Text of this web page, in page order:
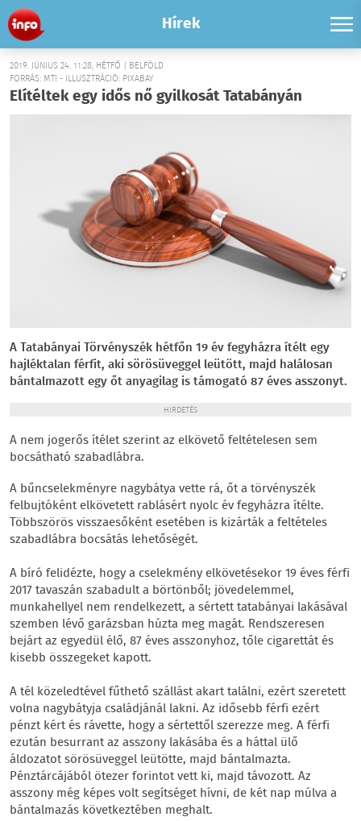
Hírek
2019. JÚNIUS 24. 11:28, HÉTFŐ | BELFÖLD
FORRÁS: MTI - ILLUSZTRÁCIÓ: PIXABAY
Elítéltek egy idős nő gyilkosát Tatabányán
A Tatabányai Törvényszék hétfőn 19 év fegyházra ítélt egy
hajléktalan férfit, aki sörösüveggel leütött, majd halálosan
bántalmazott egy őt anyagilag is támogató 87 éves asszonyt.
HIRDETÉS
A nem jogerős ítélet szerint az elkövető feltételesen sem
bocsátható szabadlábra.
A bűncselekményre nagybátya vette rá, őt a törvényszék
felbujtóként elkövetett rablásért nyolc év fegyházra ítélte.
Többszörös visszaesőként esetében is kizárták a feltételes
szabadlábra bocsátás lehetőségét.
A bíró felidézte, hogy a cselekmény elkövetésekor 19 éves férfi
2017 tavaszán szabadult a börtönből; jövedelemmel,
munkahellyel nem rendelkezett, a sértett tatabányai lakásával
szemben lévő garázsban húzta meg magát. Rendszeresen
bejárt az egyedül élő, 87 éves asszonyhoz, tőle cigarettát és
kisebb összegeket kapott.
A tél közeledtével fűthető szállást akart találni, ezért szeretett
volna nagybátyja családjánál lakni. Az idősebb férfi ezért
pénzt kért és rávette, hogy a sértettől szerezze meg. A férfi
ezután besurrant az asszony lakásába és a háttal ülő
áldozatot sörösüveggel leütötte, majd bántalmazta.
Pénztárcájából ötezer forintot vett ki, majd távozott. Az
asszony még képes volt segítséget hívni, de két nap múlva a
bántalmazás következtében meghalt.